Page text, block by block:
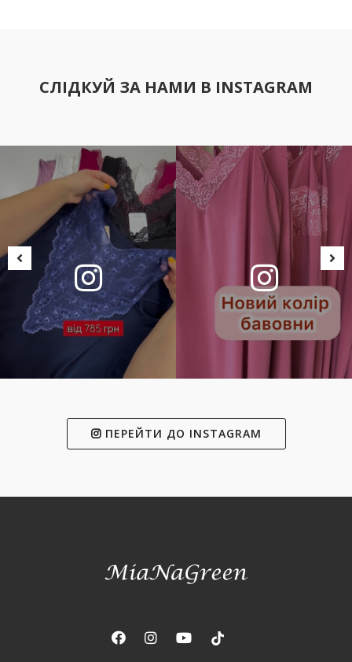
СЛІДКУЙ ЗА НАМИ В INSTAGRAM
ПЕРЕЙТИ ДО INSTAGRAM